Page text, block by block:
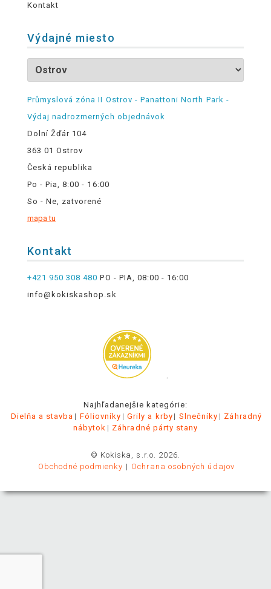
Kontakt
Výdajné miesto
Průmyslová zóna II Ostrov - Panattoni North Park -
Výdaj nadrozmerných objednávok
Dolní Žďár 104
363 01 Ostrov
Česká republika
Po - Pia, 8:00 - 16:00
So - Ne, zatvorené
mapa tu
Kontakt
+421 950 308 480 PO - PIA, 08:00 - 16:00
info@kokiskashop.sk
.
Najhľadanejšie kategórie:
Dielňa a stavba
Fóliovníky Grily a krby Slnečníky
Záhradný
nábytok
Záhradné párty stany
© Kokiska, s.r.o. 2026.
Obchodné podmienky
Ochrana osobných údajov